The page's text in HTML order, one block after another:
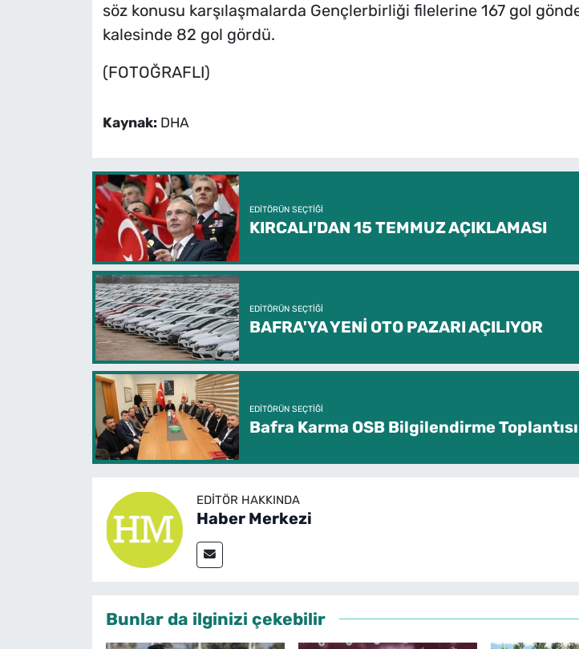
söz konusu karşılaşmalarda Gençlerbirliği filelerine 167 gol
kalesinde 82 gol gördü.
(FOTOĞRAFLI)
Kaynak: DHA
EDITÖRÜN SEÇTIĞI
KIRCALI'DAN 15 TEMMUZ AÇIKLAMASI
EDITÖRÜN SEÇTIĞI
BAFRA'YA YENİ OTO PAZARI AÇILIYOR
EDITÖRÜN SEÇTIĞI
Bafra Karma OSB Bilgilendirme Toplantısı
EDITÖR HAKKINDA
Haber Merkezi
Bunlar da ilginizi çekebilir